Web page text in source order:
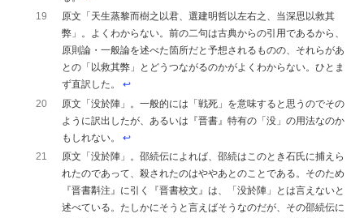
19
原文「天生蒸黎而樹之以君、選建明哲以左右之、当深思以救其
弊」。よくわからない。前の二句は古典からの引用であるから、
原則論・一般論を述べた箇所だと予想されるものの、それらがあ
との「以救其弊」とどうつながるのかがよくわからない。ひとま
ず直訳した。↩︎
20
原文「没於陣」。一般的には「戦死」を意味すると思うのでその
ように訳出したが、あるいは『晋書』特有の「没」の用法なのか
もしれない。↩︎
21
原文「没於陣」。邵続伝によれば、邵続はこのとき石氏に捕えら
れたのであって、殺されたのはややあとのことである。そのため
『晋書斠注』に引く『晋書校文』は、「没於陣」とは言えないと
述べている。たしかにそうと言えばそうなのだが、その邵続伝に